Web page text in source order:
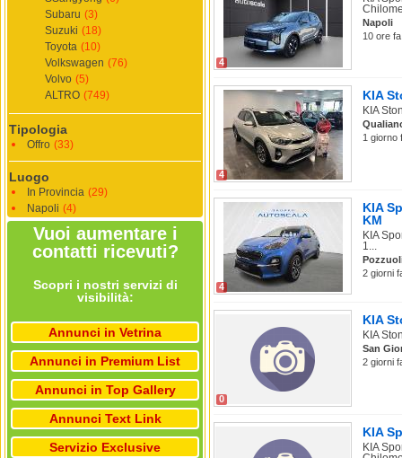
Subaru (3)
Suzuki (18)
Toyota (10)
Volkswagen (76)
Volvo (5)
ALTRO (749)
Tipologia
Offro (33)
Luogo
In Provincia (29)
Napoli (4)
Vuoi aumentare i
contatti ricevuti?
Scopri i nostri servizi di
visibilità:
Annunci in Vetrina
Annunci in Premium List
Annunci in Top Gallery
Annunci Text Link
Servizio Exclusive
4
Napoli
10 ore
4
KIA
KIA
1 giorno
4
KIA
KM
KIA
1...
2 giorni
0
KIA
KIA
San
2 giorni
KIA
KIA